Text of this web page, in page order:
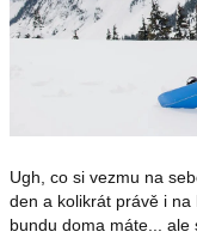
MUŽI
BATOHY
A
DOPLŇKY
Ugh, co si vezmu na
den a kolikrát právě i
bundu doma máte... ale